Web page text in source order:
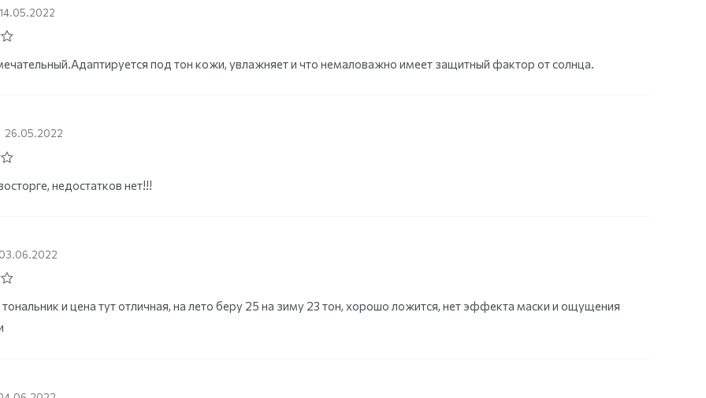
14.05.2022
под тон кожи, увлажняет и что немаловажно имеет защитный фактор от солнца.
26.05.2022
недостатков нет!!!
03.06.2022
и цена тут отличная, на лето беру 25 на зиму 23 тон, хорошо ложится, нет эффекта маски и ощущения